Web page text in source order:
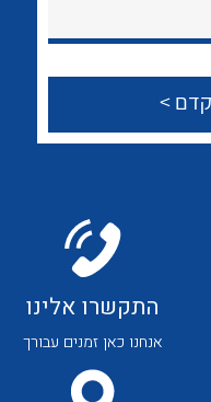
התקשרו אלינו
אנחנו כאן זמנים עבורך